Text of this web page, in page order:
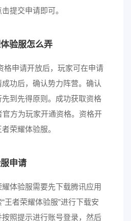
提交申请即可。
验服怎么弄
格申请开放后，玩家可在申请
功后，确认势力阵营。确认
到先得原则。成功获取资格
方为玩家开通资格。资格开
荣耀体验服。
申请
体验服需要先下载腾讯应用
王者荣耀体验服”进行下载安
照提示进行账号登录，然后